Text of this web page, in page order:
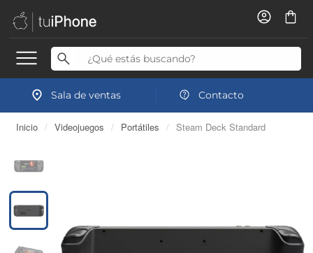
Sala de ventas Contacto
Inicio / Videojuegos / Portátiles / Steam Deck Standard